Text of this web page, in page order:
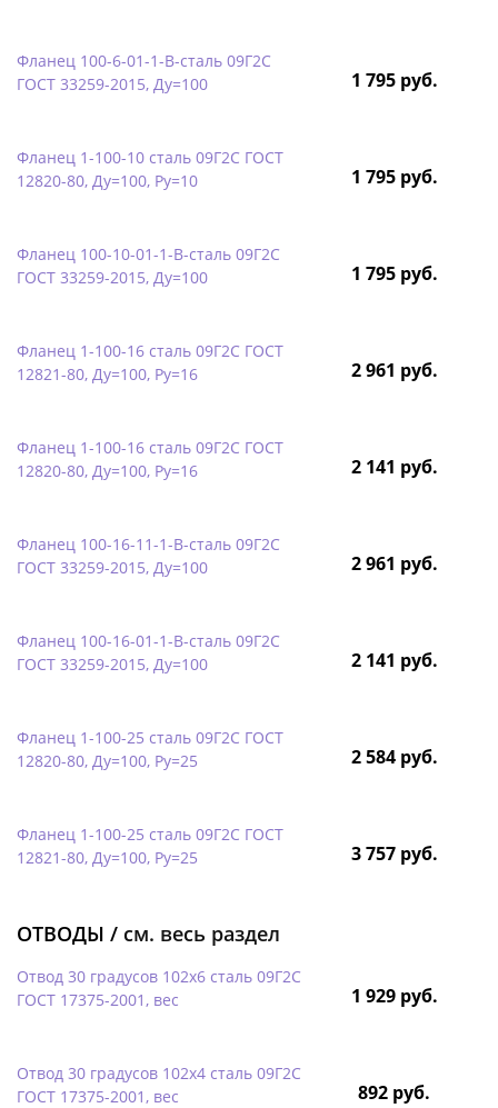
Фланец 100-6-01-1-B-сталь 09Г2С
ГОСТ 33259-2015, Ду=100
1 795 руб.
Фланец 1-100-10 сталь 09Г2С ГОСТ
12820-80, Ду=100, Ру=10
1 795 руб.
Фланец 100-10-01-1-B-сталь 09Г2С
ГОСТ 33259-2015, Ду=100
1 795 руб.
Фланец 1-100-16 сталь 09Г2С ГОСТ
12821-80, Ду=100, Ру=16
2 961 руб.
Фланец 1-100-16 сталь 09Г2С ГОСТ
12820-80, Ду=100, Ру=16
2 141 руб.
Фланец 100-16-11-1-B-сталь 09Г2С
ГОСТ 33259-2015, Ду=100
2 961 руб.
Фланец 100-16-01-1-B-сталь 09Г2С
ГОСТ 33259-2015, Ду=100
2 141 руб.
Фланец 1-100-25 сталь 09Г2С ГОСТ
12820-80, Ду=100, Ру=25
2 584 руб.
Фланец 1-100-25 сталь 09Г2С ГОСТ
12821-80, Ду=100, Ру=25
3 757 руб.
ОТВОДЫ / см. весь раздел
Отвод 30 градусов 102х6 сталь 09Г2С
ГОСТ 17375-2001, вес
1 929 руб.
Отвод 30 градусов 102х4 сталь 09Г2С
ГОСТ 17375-2001, вес
892 руб.